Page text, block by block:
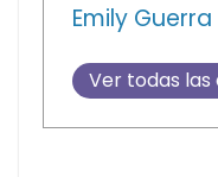
Emily Guerra
Ver todas